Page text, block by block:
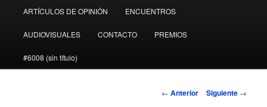
ARTÍCULOS DE OPINIÓN ENCUENTROS
AUDIOVISUALES CONTACTO PREMIOS
#6008 (sin título)
Navegación
← Anterior Siguiente →